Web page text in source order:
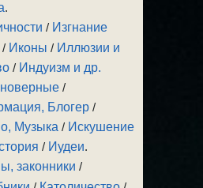
.
/ Изгнание
/ Иконы / Иллюзии и
/ Индуизм и др.
/
Блогер /
Музыка / Искушение
/ Иудеи.
законники /